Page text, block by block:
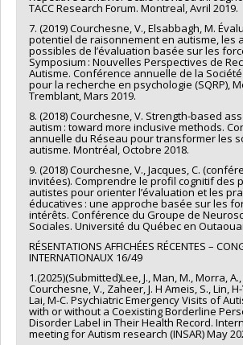
TACC Research Forum. Montreal, Avril 2019.
7. (2019) Courchesne, V., Elsabbagh, M.
potentiel de raisonnement en autisme, les
possibles de l’évaluation basée sur les
Symposium : Nouvelles Perspectives de
Autisme. Conférence annuelle de la
pour la recherche en psychologie (SQRP),
Tremblant, Mars 2019.
8. (2018) Courchesne, V. Strength-based
autism : toward more inclusive methods.
annuelle du Réseau pour transformer les
autisme. Montréal, Octobre 2018.
9. (2018) Courchesne, V., Jacques, C.
invitées). Comprendre le profil cognitif des
autistes pour orienter l’évaluation et les
éducatives : une approche basée sur les
intérêts. Conférence du Groupe de
Sociales. Université du Québec en
RÉSENTATIONS AFFICHÉES RÉCENTES –
INTERNATIONAUX 16/49
1.(2025)(Submitted)Lee, J., Man, M., Morra,
Courchesne, V., Zaheer, J. H Ameis, S., Lin,
Lai, M-C. Psychiatric Emergency Visits of
with or without a Coexisting Borderline
Disorder Label in Their Health Record.
meeting for Autism research (INSAR) May